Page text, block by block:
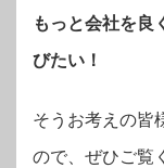
もっと会社を良
びたい！
そうお考えの皆
ので、ぜひご覧